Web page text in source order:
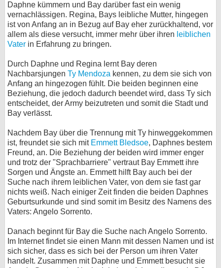
Daphne kümmern und Bay darüber fast ein wenig
vernachlässigen. Regina, Bays leibliche Mutter, hingegen
ist von Anfang an in Bezug auf Bay eher zurückhaltend, vor
allem als diese versucht, immer mehr über ihren leiblichen
Vater in Erfahrung zu bringen.
Durch Daphne und Regina lernt Bay deren
Nachbarsjungen Ty Mendoza kennen, zu dem sie sich von
Anfang an hingezogen fühlt. Die beiden beginnen eine
Beziehung, die jedoch dadurch beendet wird, dass Ty sich
entscheidet, der Army beizutreten und somit die Stadt und
Bay verlässt.
Nachdem Bay über die Trennung mit Ty hinweggekommen
ist, freundet sie sich mit Emmett Bledsoe, Daphnes bestem
Freund, an. Die Beziehung der beiden wird immer enger
und trotz der "Sprachbarriere" vertraut Bay Emmett ihre
Sorgen und Ängste an. Emmett hilft Bay auch bei der
Suche nach ihrem leiblichen Vater, von dem sie fast gar
nichts weiß. Nach einiger Zeit finden die beiden Daphnes
Geburtsurkunde und sind somit im Besitz des Namens des
Vaters: Angelo Sorrento.
Danach beginnt für Bay die Suche nach Angelo Sorrento.
Im Internet findet sie einen Mann mit dessen Namen und ist
sich sicher, dass es sich bei der Person um ihren Vater
handelt. Zusammen mit Daphne und Emmett besucht sie
Impressum
Desktop-Ansicht
myFanbase